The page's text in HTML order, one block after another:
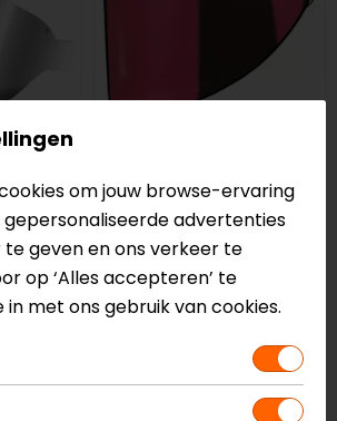
HJC
HJ-31 I70 Vizier
69,95 65,99
-5%
om jouw browse-ervaring
advertenties
te geven en ons verkeer te
op ‘Alles accepteren’ te
in met ons gebruik van cookies.